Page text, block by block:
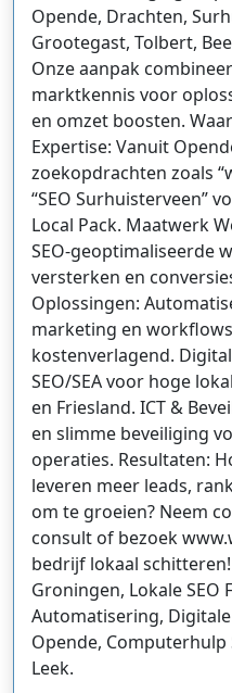
Opende, Drachten,
Grootegast, Tolbert,
Onze aanpak
marktkennis voor
en omzet boosten.
Expertise: Vanuit
zoekopdrachten zoals
“SEO Surhuisterveen”
Local Pack. Maatwerk
SEO-geoptimaliseerde
versterken en
Oplossingen:
marketing en
kostenverlagend.
SEO/SEA voor hoge
en Friesland. ICT &
en slimme beveiliging
operaties. Resultaten:
leveren meer leads,
om te groeien? Neem
consult of bezoek
bedrijf lokaal
Groningen, Lokale SEO
Automatisering,
Opende,
Leek.